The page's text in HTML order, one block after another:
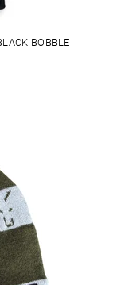
BOBBLE